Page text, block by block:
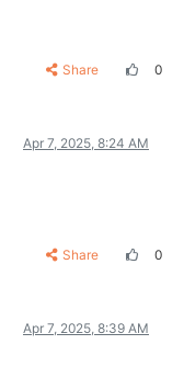
Share 0
Apr 7, 2025, 8:24 AM
Share 0
Apr 7, 2025, 8:39 AM